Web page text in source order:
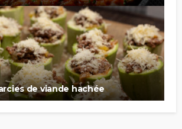
de viande hachée